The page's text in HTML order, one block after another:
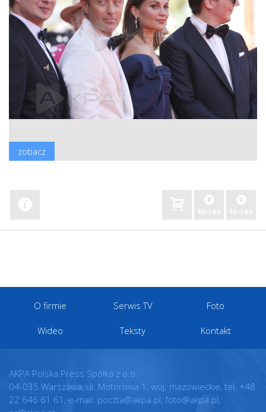
zobacz
hi-res lo-res
O firmie Serwis TV Foto
Wideo Teksty Kontakt
AKPA Polska Press Spółka z o.o.
04-035 Warszawa, ul. Motorowa 1, woj. mazowieckie, tel. +48
22 646 61 61, e-mail: poczta@akpa.pl, foto@akpa.pl,